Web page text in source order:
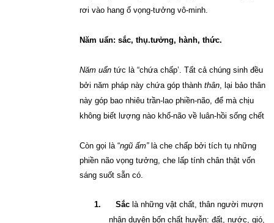
rơi vào hang ổ vọng-tưởng vô-minh.
Năm uẩn: sắc, thụ.tưởng, hành, thức.
Năm uẩn tức là “chứa chấp’. Tất cả chúng sinh đều
bởi năm pháp này chứa góp thành thân, lại bảo thân
này góp bao nhiêu trần-lao phiền-não, để mà chịu
không biết lượng nào khổ-não về luân-hồi sống chết
Còn gọi là “ngũ ấm” là che chấp bởi tích tụ những
phiền não vọng tưởng, che lấp tính chân thật vốn
sáng suốt sẵn có.
1. Sắc là những vật chất, thân người mượn
nhân duyên bốn chất huyễn: đất, nước, gió,